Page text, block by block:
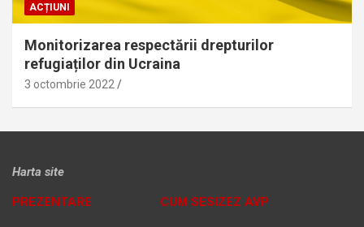
ACȚIUNI
Monitorizarea respectării drepturilor
refugiaților din Ucraina
3 octombrie 2022
Harta site
PREZENTARE CUM SESIZEZ AVP